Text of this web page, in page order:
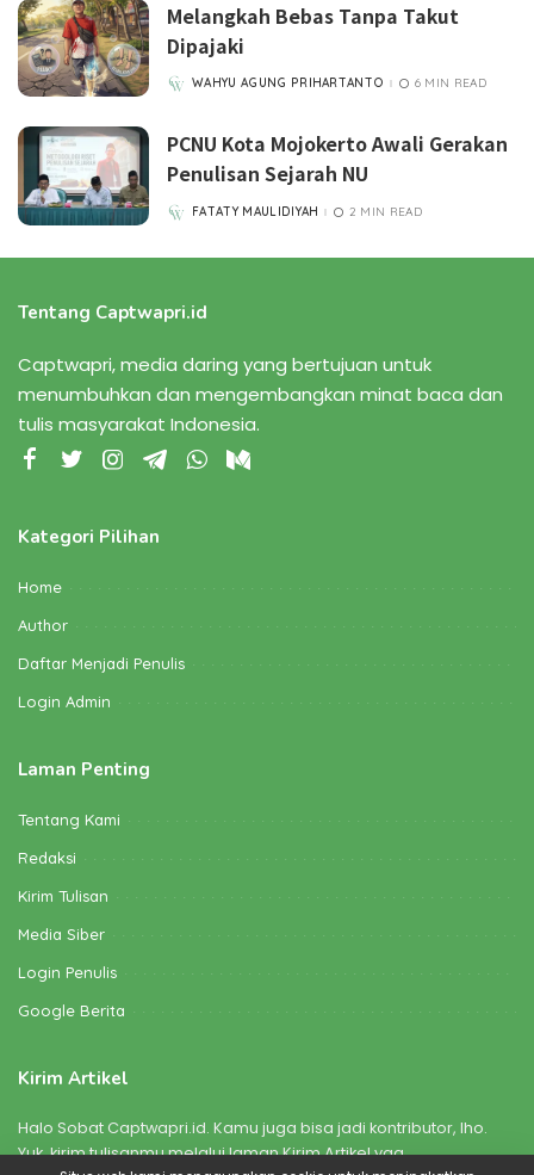
Melangkah Bebas Tanpa Takut
Dipajaki
POSTED
WAHYU AGUNG PRIHARTANTO 6 MIN READ
PCNU Kota Mojokerto Awali Gerakan
Penulisan Sejarah NU
POSTEDFATATY MAULIDIYAH 2 MIN READ
Tentang Captwapri.id
Captwapri, media daring yang bertujuan untuk
menumbuhkan dan mengembangkan minat baca dan
tulis masyarakat Indonesia.
Kategori Pilihan
Home
Author
Daftar Menjadi Penulis
Login Admin
Laman Penting
Tentang Kami
Redaksi
Kirim Tulisan
Media Siber
Login Penulis
Google Berita
Kirim Artikel
Halo Sobat Captwapri.id. Kamu juga bisa jadi kontributor, lho.
Yuk, kirim tulisanmu melalui laman Kirim Artikel yaa